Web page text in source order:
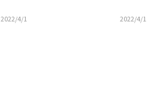
2022/4/1 2022/4/1